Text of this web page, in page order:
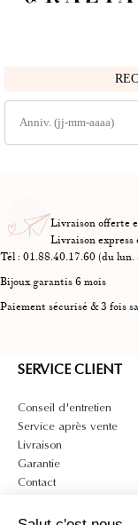
Livraison offerte
Livraison express
Tél : 01.88.40.17.60 (du lun.
Bijoux garantis 6 mois
Paiement sécurisé & 3 fois
SERVICE CLIENT
Conseil d'entretien
Service après vente
Livraison
Garantie
Contact